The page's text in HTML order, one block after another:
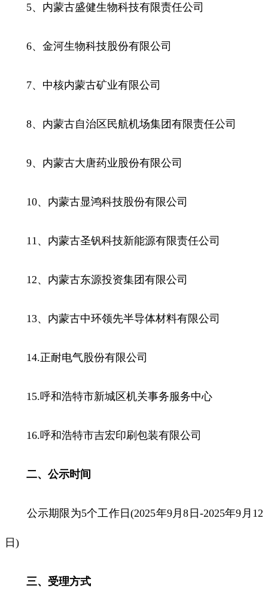
5、内蒙古盛健生物科技有限责任公司
6、金河生物科技股份有限公司
7、中核内蒙古矿业有限公司
8、内蒙古自治区民航机场集团有限责任公司
9、内蒙古大唐药业股份有限公司
10、内蒙古显鸿科技股份有限公司
11、内蒙古圣钒科技新能源有限责任公司
12、内蒙古东源投资集团有限公司
13、内蒙古中环领先半导体材料有限公司
14.正耐电气股份有限公司
15.呼和浩特市新城区机关事务服务中心
16.呼和浩特市吉宏印刷包装有限公司
二、公示时间
公示期限为5个工作日(2025年9月8日-2025年9月12
日)
三、受理方式